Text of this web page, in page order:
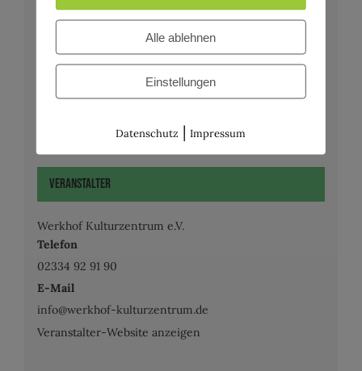
Eintritt:
Veranstaltungskategorien:
Website:
Veranstalter
Werkhof Kulturzentrum e.V.
Telefon
02334 92 91 90
E-Mail
info@werkhof-kulturzentrum.de
Veranstalter-Website anzeigen
Alle ablehnen
Einstellungen
Datenschutz |Impressum